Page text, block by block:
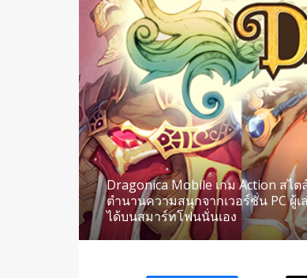
Dragonica Mobile เกม Action สไ
ตำนานความสนุกจากเวอร์ชั่น PC ผู้
ได้บนสมาร์ทโฟนนั่นเอง